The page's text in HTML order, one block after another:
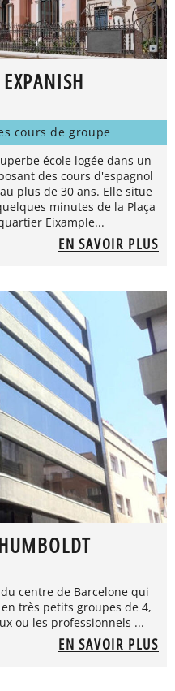
cours de groupe
école logée dans un
des cours d'espagnol
plus de 30 ans. Elle situe
minutes de la Plaça
Eixample...
EN SAVOIR PLUS
centre de Barcelone qui
très petits groupes de 4,
ou les professionnels ...
EN SAVOIR PLUS